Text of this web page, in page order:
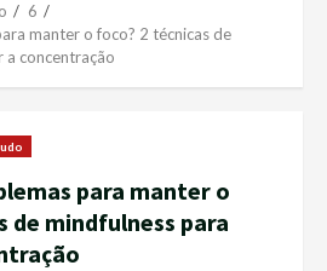
6
manter o foco? 2 técnicas de
a concentração
para manter o
de mindfulness para